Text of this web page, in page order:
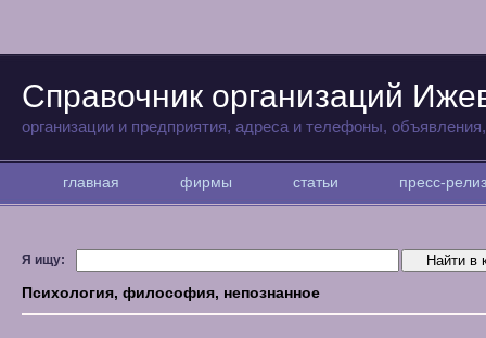
Справочник организаций
организации и предприятия, адреса и телефоны,
главная фирмы статьи пресс-
Я ищу:
Психология, философия, непознанное